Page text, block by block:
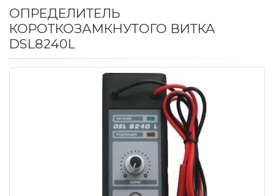
ОПРЕДЕЛИТЕЛЬ
КОРОТКОЗАМКНУТОГО ВИТКА
DSL8240L